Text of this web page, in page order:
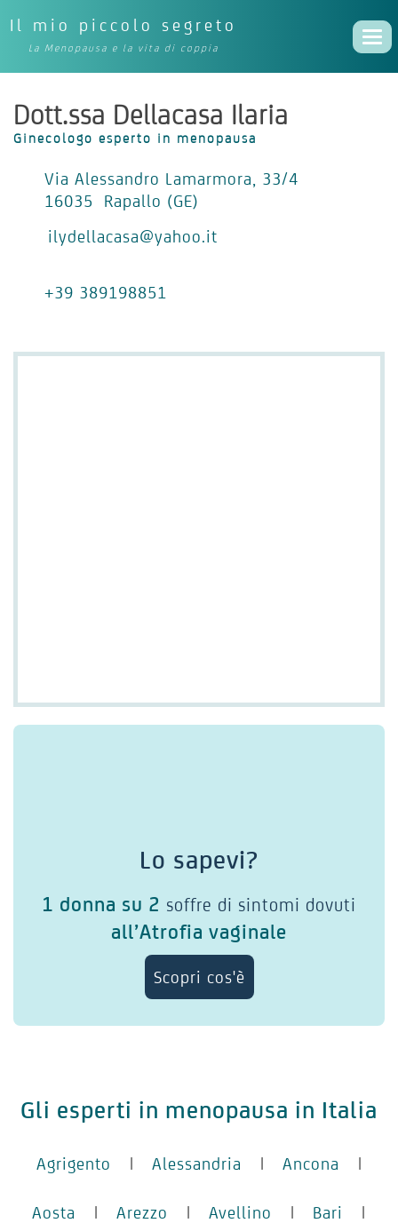
Il mio piccolo segreto
La Menopausa e la vita di coppia
Dott.ssa Dellacasa Ilaria
Ginecologo esperto in menopausa
Via Alessandro Lamarmora, 33/4
16035 Rapallo (GE)
ilydellacasa@yahoo.it
+39 389198851
Lo sapevi?
1 donna su 2 soffre di sintomi dovuti
all’Atrofia vaginale
Scopri cos'è
Gli esperti in menopausa in Italia
Agrigento | Alessandria | Ancona |
Aosta | Arezzo | Avellino | Bari |